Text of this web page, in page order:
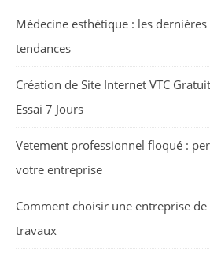
Médecine esthétique : les
tendances
Création de Site Internet VTC
Essai 7 Jours
Vetement professionnel floqué :
votre entreprise
Comment choisir une entreprise
travaux